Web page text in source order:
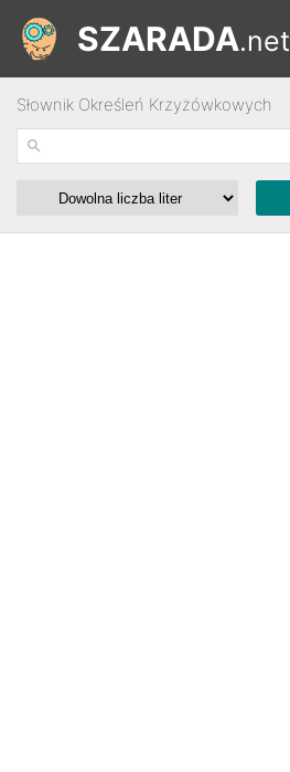
SZARADA.net
Słownik Określeń Krzyżówkowych